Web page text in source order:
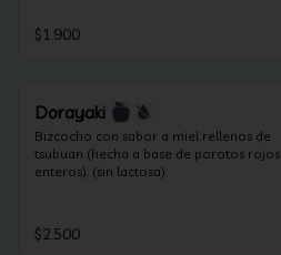
$1.900
Dorayaki
Bizcocho con sabor a miel rellenos de
tsubuan (hecha a base de porotos rojos
enteros). (sin lactosa).
$2.500